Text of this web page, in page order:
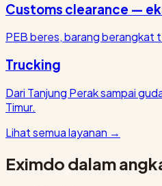
Customs clearance —
PEB beres, barang berangkat
Trucking
Dari Tanjung Perak sampai
Timur.
Lihat semua layanan →
Eximdo dalam